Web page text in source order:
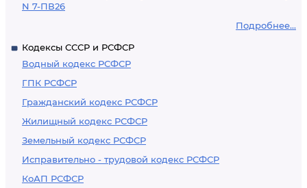
N 7-ПВ26
Подробнее...
Кодексы СССР и РСФСР
Водный кодекс РСФСР
ГПК РСФСР
Гражданский кодекс РСФСР
Жилищный кодекс РСФСР
Земельный кодекс РСФСР
Исправительно - трудовой кодекс РСФСР
КоАП РСФСР